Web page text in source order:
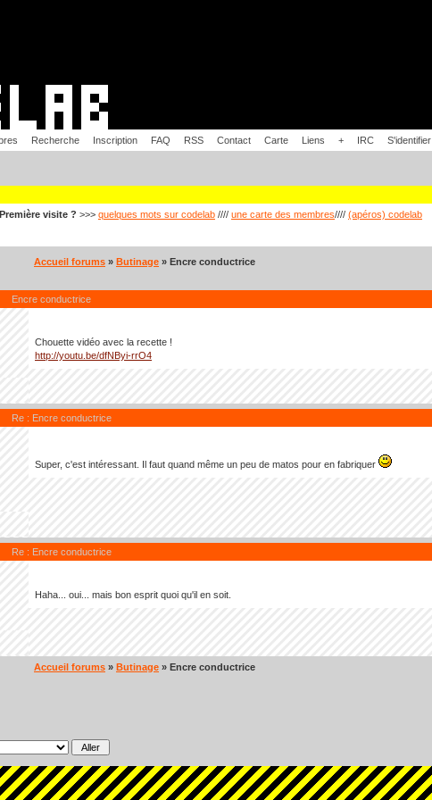
Recherche Inscription FAQ RSS Contact Carte Liens + IRC S'identifier
Première visite ? >>> quelques mots sur codelab //// une carte des membres//// (apéros) codelab
Accueil forums » Butinage » Encre conductrice
Encre conductrice
Chouette vidéo avec la recette !
http://youtu.be/dfNByi-rrO4
Re : Encre conductrice
Super, c'est intéressant. Il faut quand même un peu de matos pour en fabriquer
Re : Encre conductrice
Haha... oui... mais bon esprit quoi qu'il en soit.
Accueil forums » Butinage » Encre conductrice